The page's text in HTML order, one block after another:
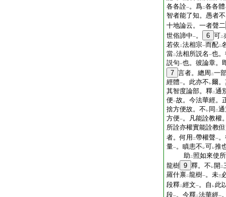
各各詮一。爲二各各體
智者能了知。愚者不
十地論云。一者聲二
世俗諦中一。 6 可二
若依 二法相宗一而配二
當二法相所説名 一也
説句一也。彼論章。
7 言者。總周 二一
經體一。此亦不 レ爾
其智度論部。釋二通
便一故。今法華經。
捨方便故。不 レ 同 二
方便一。凡能詮教權
所詮亦權實能詮教
者。何用 二帶權聲一
量一。瞋恚不 レ可レ推
助 二 照如來使所
龍樹 9 釋。不 レ開 二
羅什禀二龍樹一。未三
段釋二經文一。自 レ此
段一。今釋二法華經一